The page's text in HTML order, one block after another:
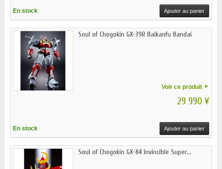
En stock Ajouter au panier
Soul of Chogokin GX-39R Baikanfu Bandai
Voir ce produit
29 990 ¥
En stock Ajouter au panier
Soul of Chogokin GX-84 Invincible Super...